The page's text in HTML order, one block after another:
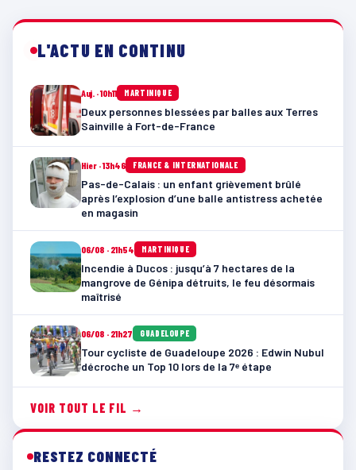
L'ACTU EN CONTINU
Auj. · 10h11 MARTINIQUE
Deux personnes blessées par balles aux Terres
Sainville à Fort-de-France
Hier · 13h46 FRANCE & INTERNATIONALE
Pas-de-Calais : un enfant grièvement brûlé
après l’explosion d’une balle antistress achetée
en magasin
06/08 · 21h54 MARTINIQUE
Incendie à Ducos : jusqu’à 7 hectares de la
mangrove de Génipa détruits, le feu désormais
maîtrisé
06/08 · 21h27 GUADELOUPE
Tour cycliste de Guadeloupe 2026 : Edwin Nubul
décroche un Top 10 lors de la 7ᵉ étape
VOIR TOUT LE FIL →
RESTEZ CONNECTÉ